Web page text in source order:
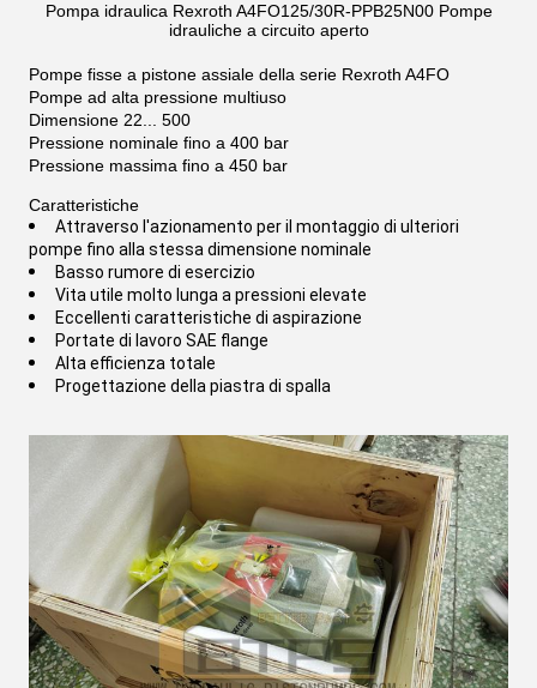
Pompa idraulica Rexroth A4FO125/30R-PPB25N00 Pompe
idrauliche a circuito aperto
Pompe fisse a pistone assiale della serie Rexroth A4FO
Pompe ad alta pressione multiuso
Dimensione 22... 500
Pressione nominale fino a 400 bar
Pressione massima fino a 450 bar
Caratteristiche
Attraverso l'azionamento per il montaggio di ulteriori
pompe fino alla stessa dimensione nominale
Basso rumore di esercizio
Vita utile molto lunga a pressioni elevate
Eccellenti caratteristiche di aspirazione
Portate di lavoro SAE flange
Alta efficienza totale
Progettazione della piastra di spalla